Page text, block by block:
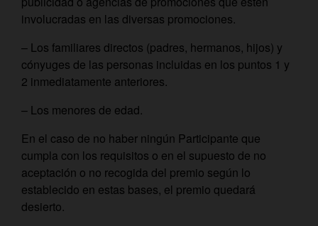
involucradas en las diversas promociones.
– Los familiares directos (padres, hermanos, hijos) y
cónyuges de las personas incluidas en los puntos 1 y
2 inmediatamente anteriores.
– Los menores de edad.
En el caso de no haber ningún Participante que
cumpla con los requisitos o en el supuesto de no
aceptación o no recogida del premio según lo
establecido en estas bases, el premio quedará
desierto.